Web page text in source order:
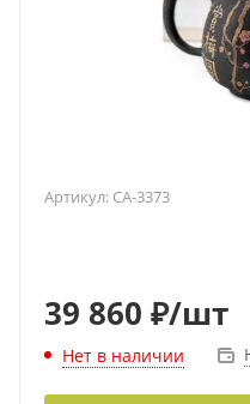
Артикул: CA-3373
39 860 ₽/шт
Нет в наличии